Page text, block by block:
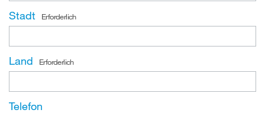
Stadt Erforderlich
Land Erforderlich
Telefon